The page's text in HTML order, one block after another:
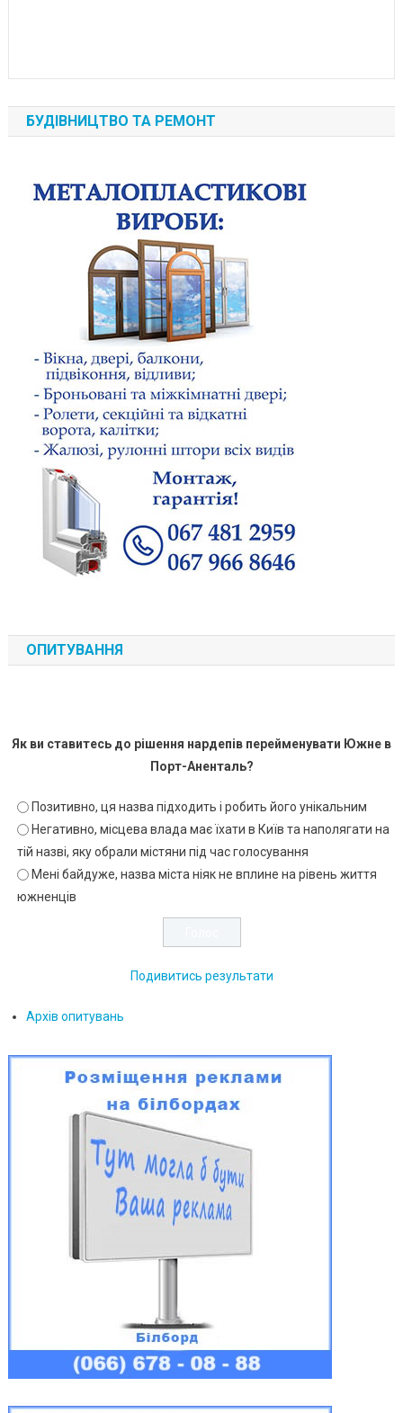
БУДІВНИЦТВО ТА РЕМОНТ
ОПИТУВАННЯ
Як ви ставитесь до рішення нардепів перейменувати Южне в
Порт-Аненталь?
Позитивно, ця назва підходить і робить його унікальним
Негативно, місцева влада має їхати в Київ та наполягати на
тій назві, яку обрали містяни під час голосування
Мені байдуже, назва міста ніяк не вплине на рівень життя
южненців
Подивитись результати
Архів опитувань